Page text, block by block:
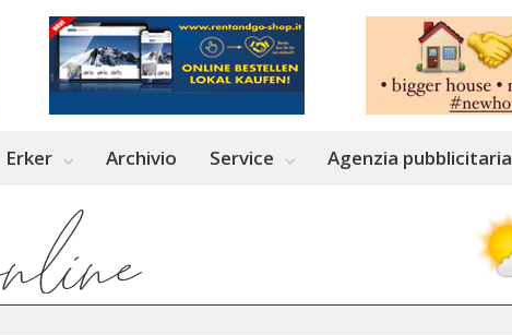
Erker Archivio Service Agenzia pubblicitaria